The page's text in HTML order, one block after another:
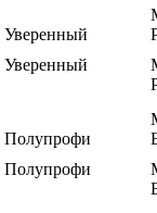
Уверенный
Уверенный
Полупрофи
Полупрофи